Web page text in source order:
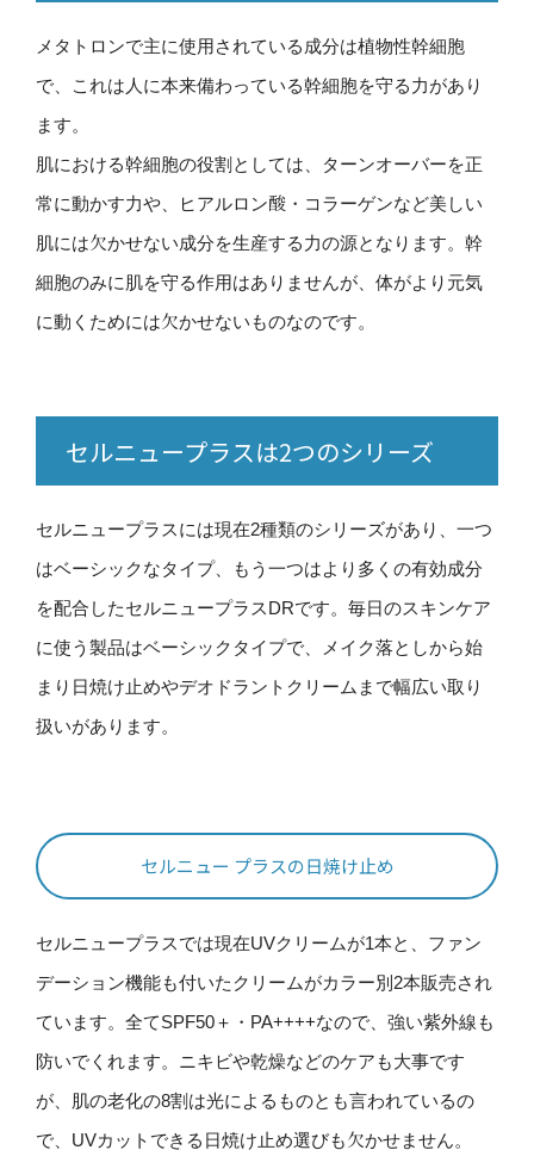
メタトロンで主に使用されている成分は植物性幹細胞
で、これは人に本来備わっている幹細胞を守る力があり
ます。
肌における幹細胞の役割としては、ターンオーバーを正
常に動かす力や、ヒアルロン酸・コラーゲンなど美しい
肌には欠かせない成分を生産する力の源となります。幹
細胞のみに肌を守る作用はありませんが、体がより元気
に動くためには欠かせないものなのです。
セルニュープラスは2つのシリーズ
セルニュープラスには現在2種類のシリーズがあり、一つ
はベーシックなタイプ、もう一つはより多くの有効成分
を配合したセルニュープラスDRです。毎日のスキンケア
に使う製品はベーシックタイプで、メイク落としから始
まり日焼け止めやデオドラントクリームまで幅広い取り
扱いがあります。
セルニュー プラスの日焼け止め
セルニュープラスでは現在UVクリームが1本と、ファン
デーション機能も付いたクリームがカラー別2本販売され
ています。全てSPF50＋・PA++++なので、強い紫外線も
防いでくれます。ニキビや乾燥などのケアも大事です
が、肌の老化の8割は光によるものとも言われているの
で、UVカットできる日焼け止め選びも欠かせません。